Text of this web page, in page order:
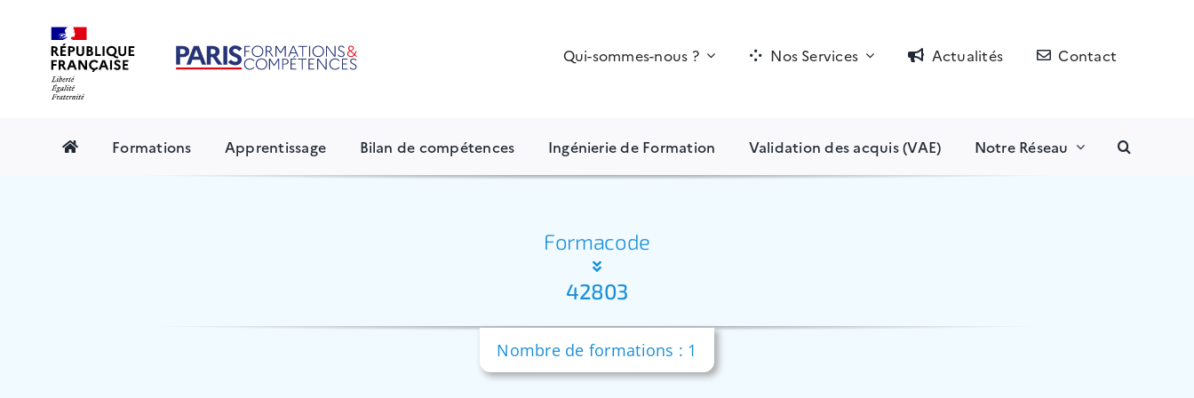
content
Qui-sommes-nous ? Nos Services Actualités Contact
Formations Apprentissage Bilan de compétences Ingénierie de Formation Validation des acquis (VAE) Notre Réseau
Formacode
42803
Nombre de formations : 1